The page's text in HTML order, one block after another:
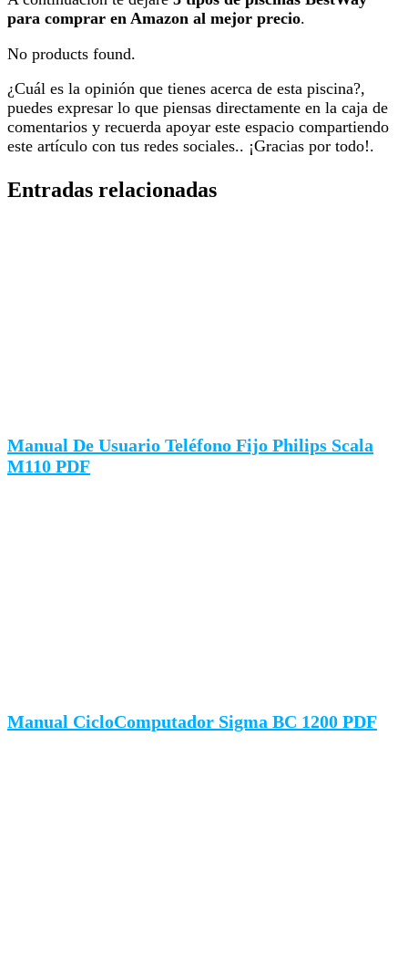
para comprar en Amazon al mejor precio.
No products found.
¿Cuál es la opinión que tienes acerca de esta piscina?,
puedes expresar lo que piensas directamente en la caja de
comentarios y recuerda apoyar este espacio compartiendo
este artículo con tus redes sociales.. ¡Gracias por todo!.
Entradas relacionadas
Manual De Usuario Teléfono Fijo Philips Scala
M110 PDF
Manual CicloComputador Sigma BC 1200 PDF